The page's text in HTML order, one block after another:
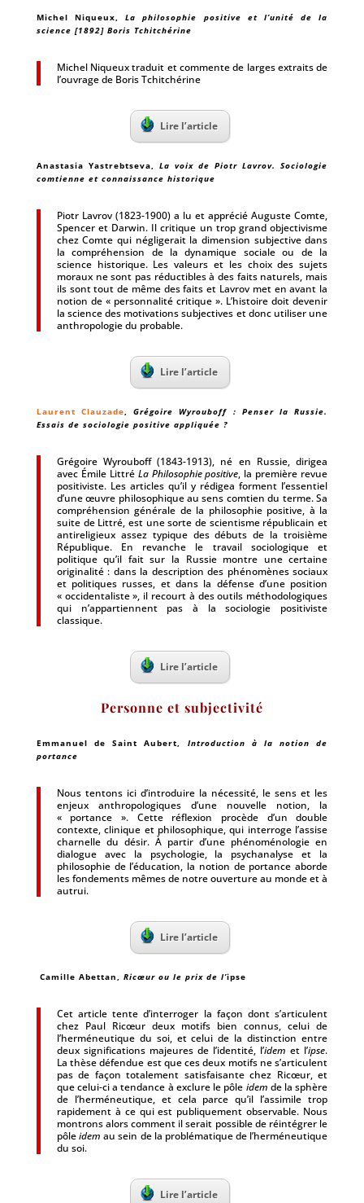
Michel Niqueux,La philosophie positive et l’unité de la
science [1892] Boris Tchitchérine
Michel Niqueux traduit et commente de larges extraits de
l’ouvrage de Boris Tchitchérine
Lire l’article
Anastasia Yastrebtseva, La voix de Piotr Lavrov. Sociologie
comtienne et connaissance historique
Piotr Lavrov (1823-1900) a lu et apprécié Auguste Comte,
Spencer et Darwin. Il critique un trop grand objectivisme
chez Comte qui négligerait la dimension subjective dans
la compréhension de la dynamique sociale ou de la
science historique. Les valeurs et les choix des sujets
moraux ne sont pas réductibles à des faits naturels, mais
ils sont tout de même des faits et Lavrov met en avant la
notion de « personnalité critique ». L’histoire doit devenir
la science des motivations subjectives et donc utiliser une
anthropologie du probable.
Lire l’article
Laurent Clauzade,Grégoire Wyrouboff : Penser la Russie.
Essais de sociologie positive appliquée ?
Grégoire Wyrouboff (1843-1913), né en Russie, dirigea
avec Émile Littré La Philosophie positive, la première revue
positiviste. Les articles qu’il y rédigea forment l’essentiel
d’une œuvre philosophique au sens comtien du terme. Sa
compréhension générale de la philosophie positive, à la
suite de Littré, est une sorte de scientisme républicain et
antireligieux assez typique des débuts de la troisième
République. En revanche le travail sociologique et
politique qu’il fait sur la Russie montre une certaine
originalité : dans la description des phénomènes sociaux
et politiques russes, et dans la défense d’une position
« occidentaliste », il recourt à des outils méthodologiques
qui n’appartiennent pas à la sociologie positiviste
classique.
Lire l’article
Personne et subjectivité
Emmanuel de Saint Aubert, Introduction à la notion de
portance
Nous tentons ici d’introduire la nécessité, le sens et les
enjeux anthropologiques d’une nouvelle notion, la
« portance ». Cette réflexion procède d’un double
contexte, clinique et philosophique, qui interroge l’assise
charnelle du désir. À partir d’une phénoménologie en
dialogue avec la psychologie, la psychanalyse et la
philosophie de l’éducation, la notion de portance aborde
les fondements mêmes de notre ouverture au monde et à
autrui.
Lire l’article
Camille Abettan, Ricœur ou le prix de l’ipse
Cet article tente d’interroger la façon dont s’articulent
chez Paul Ricœur deux motifs bien connus, celui de
l’herméneutique du soi, et celui de la distinction entre
deux significations majeures de l’identité, l’idem et l’ipse.
La thèse défendue est que ces deux motifs ne s’articulent
pas de façon totalement satisfaisante chez Ricœur, et
que celui-ci a tendance à exclure le pôle idem de la sphère
de l’herméneutique, et cela parce qu’il l’assimile trop
rapidement à ce qui est publiquement observable. Nous
montrons alors comment il serait possible de réintégrer le
pôleidem au sein de la problématique de l’herméneutique
du soi.
Lire l’article